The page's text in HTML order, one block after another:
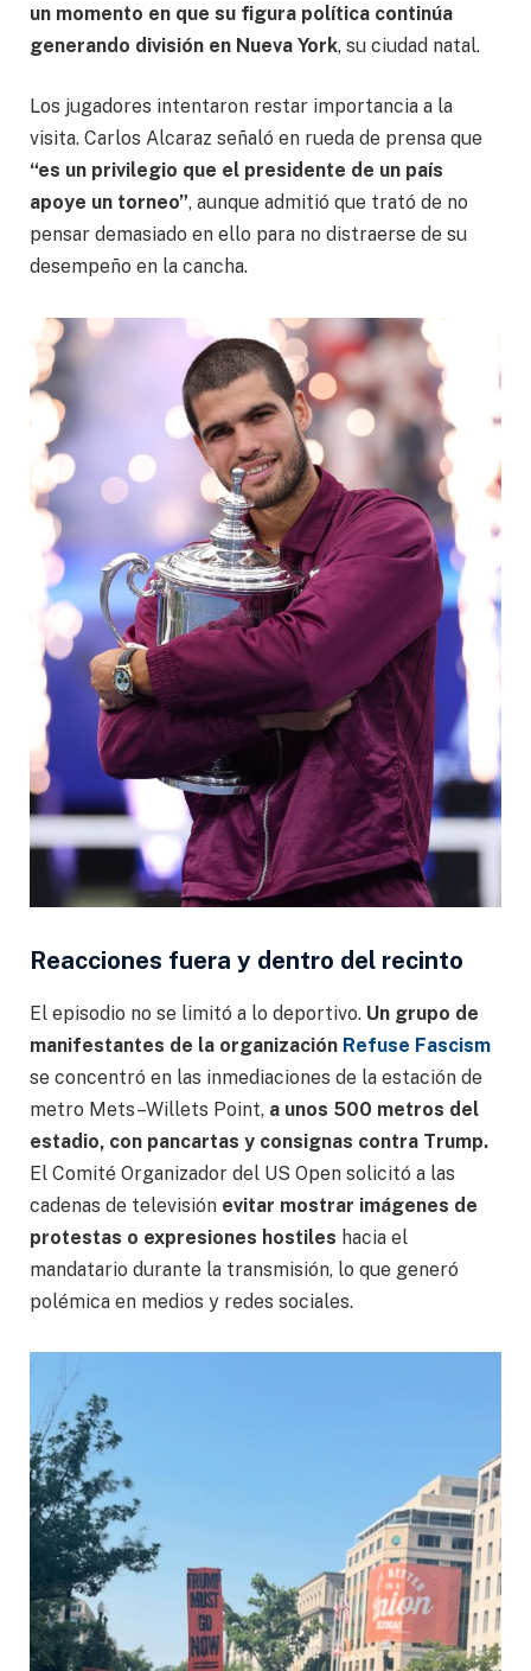
un momento en que su figura política continúa
generando división en Nueva York, su ciudad natal.
Los jugadores intentaron restar importancia a la
visita. Carlos Alcaraz señaló en rueda de prensa que
“es un privilegio que el presidente de un país
apoye un torneo”, aunque admitió que trató de no
pensar demasiado en ello para no distraerse de su
desempeño en la cancha.
Reacciones fuera y dentro del recinto
El episodio no se limitó a lo deportivo. Un grupo de
manifestantes de la organización Refuse Fascism
se concentró en las inmediaciones de la estación de
metro Mets–Willets Point, a unos 500 metros del
estadio, con pancartas y consignas contra Trump.
El Comité Organizador del US Open solicitó a las
cadenas de televisión evitar mostrar imágenes de
protestas o expresiones hostiles hacia el
mandatario durante la transmisión, lo que generó
polémica en medios y redes sociales.